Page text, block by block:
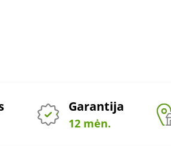
Garantija
12 mėn.